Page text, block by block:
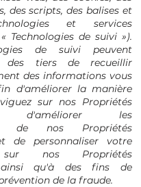
des scripts, des balises et
et services
Technologies de suivi »).
de suivi peuvent
des tiers de recueillir
des informations vous
d'améliorer la manière
sur nos Propriétés
d'améliorer les
de nos Propriétés
de personnaliser votre
sur nos Propriétés
ainsi qu'à des fins de
de la fraude.